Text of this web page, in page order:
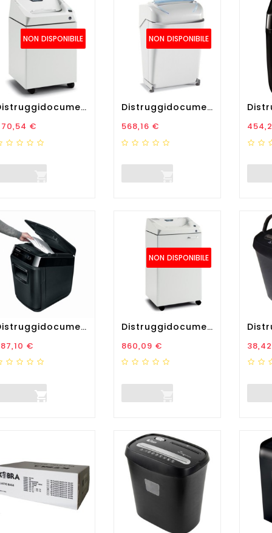
NON DISPONIBILE
Distruggidocumenti +1 S5 -...
€
NON DISPONIBILE
Distruggidocumenti 240 SS5...
Prezzo
568,16 €
Distruggidocumenti AutoMax...
€

NON DISPONIBILE
Distruggidocumenti A...
Prezzo
860,09 €